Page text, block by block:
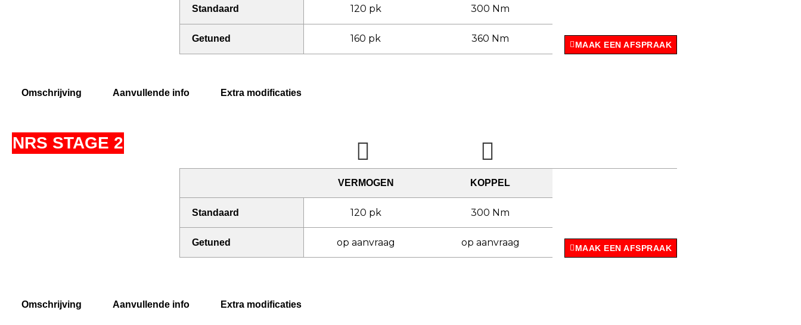
Standaard 120 pk 300 Nm
Getuned 160 pk 360 Nm
MAAK EEN AFSPRAAK
Omschrijving Aanvullende info Extra modificaties
NRS STAGE 2
VERMOGEN KOPPEL
Standaard 120 pk 300 Nm
Getuned op aanvraag op aanvraag
MAAK EEN AFSPRAAK
Omschrijving Aanvullende info Extra modificaties